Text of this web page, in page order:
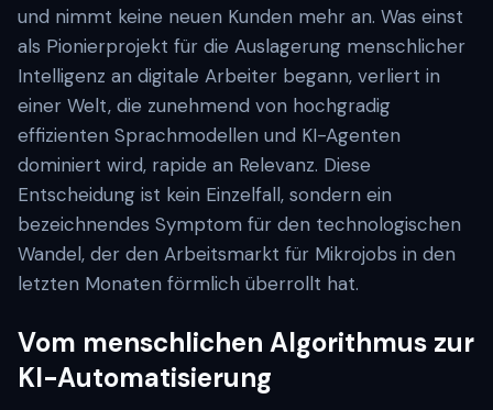
und nimmt keine neuen Kunden mehr an. Was einst
als Pionierprojekt für die Auslagerung menschlicher
Intelligenz an digitale Arbeiter begann, verliert in
einer Welt, die zunehmend von hochgradig
effizienten Sprachmodellen und KI-Agenten
dominiert wird, rapide an Relevanz. Diese
Entscheidung ist kein Einzelfall, sondern ein
bezeichnendes Symptom für den technologischen
Wandel, der den Arbeitsmarkt für Mikrojobs in den
letzten Monaten förmlich überrollt hat.
Vom menschlichen Algorithmus zur
KI-Automatisierung